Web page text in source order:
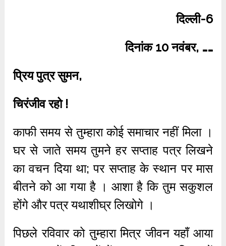
दिल्ली-6
दिनांक 10 नवंबर, ……
प्रिय पुत्र सुमन,
चिरंजीव रहो !
काफी समय से तुम्हारा कोई समाचार नहीं मिला ।
घर से जाते समय तुमने हर सप्ताह पत्र लिखने
का वचन दिया था; पर सप्ताह के स्थान पर मास
बीतने को आ गया है । आशा है कि तुम सकुशल
होंगे और पत्र यथाशीघ्र लिखोगे ।
पिछले रविवार को तुम्हारा मित्र जीवन यहाँ आया